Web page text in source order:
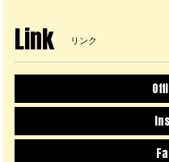
Link リンク